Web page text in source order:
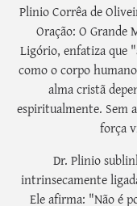
Plinio Corrêa de
Oração: O Grande
Ligório, enfatiza que
como o corpo
alma cristã
espiritualmente. Sem
força
Dr. Plinio
intrinsecamente
Ele afirma: "Não é